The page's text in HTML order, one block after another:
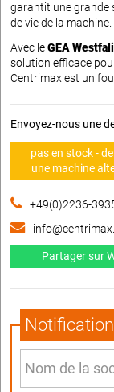
garantit une grande
de vie de la machine.
Avec leGEA
solution efficace
Centrimax est un
Envoyez-nous une
pas en stock -
une machine
+49(0)2236-
Partager sur